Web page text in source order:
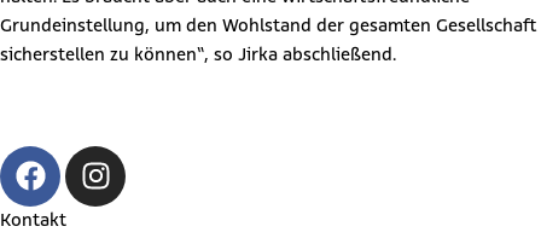
Grundeinstellung, um den Wohlstand der gesamten Gesellschaft
sicherstellen zu können“, so Jirka abschließend.
Kontakt